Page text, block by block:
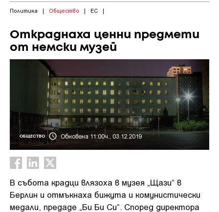
Политика | Общество | ЕС |
Откраднаха ценни предмети
от немски музей
ОБЩЕСТВО Обновена 11:00ч., 03.12.2019
Getty Images
В събота крадци влязоха в музея „Щази“ в
Берлин и отмъкнаха бижута и комунистически
медали, предаде „Би Би Си“. Според директора